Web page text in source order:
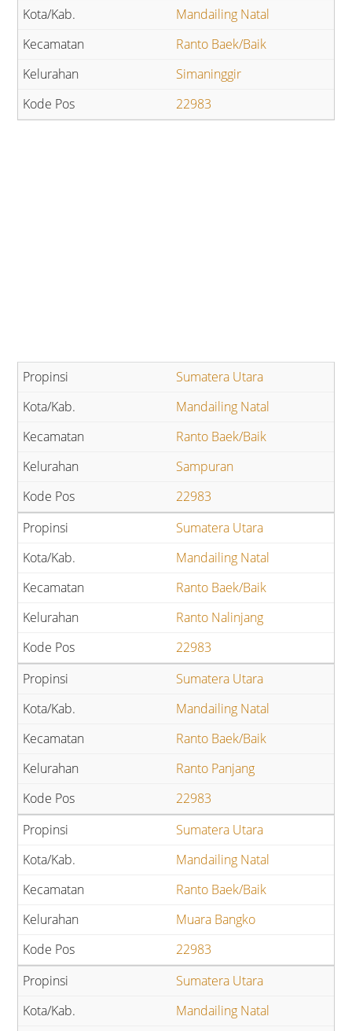
Mandailing Natal
Ranto Baek/Baik
Simaninggir
22983
Sumatera Utara
Mandailing Natal
Ranto Baek/Baik
Sampuran
22983
Sumatera Utara
Mandailing Natal
Ranto Baek/Baik
Ranto Nalinjang
22983
Sumatera Utara
Mandailing Natal
Ranto Baek/Baik
Ranto Panjang
22983
Sumatera Utara
Mandailing Natal
Ranto Baek/Baik
Muara Bangko
22983
Sumatera Utara
Mandailing Natal